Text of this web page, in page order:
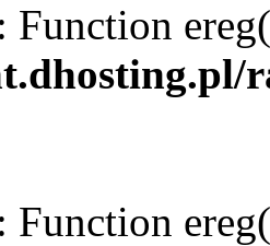
: Function
: Function